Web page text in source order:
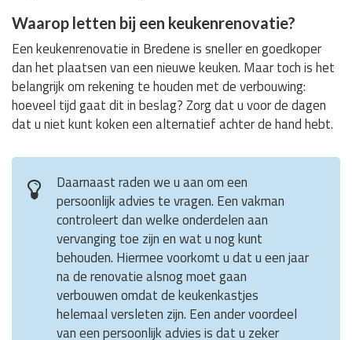
Waarop letten bij een keukenrenovatie?
Een keukenrenovatie in Bredene is sneller en goedkoper
dan het plaatsen van een nieuwe keuken. Maar toch is het
belangrijk om rekening te houden met de verbouwing:
hoeveel tijd gaat dit in beslag? Zorg dat u voor de dagen
dat u niet kunt koken een alternatief achter de hand hebt.
Daarnaast raden we u aan om een
persoonlijk advies te vragen. Een vakman
controleert dan welke onderdelen aan
vervanging toe zijn en wat u nog kunt
behouden. Hiermee voorkomt u dat u een jaar
na de renovatie alsnog moet gaan
verbouwen omdat de keukenkastjes
helemaal versleten zijn. Een ander voordeel
van een persoonlijk advies is dat u zeker